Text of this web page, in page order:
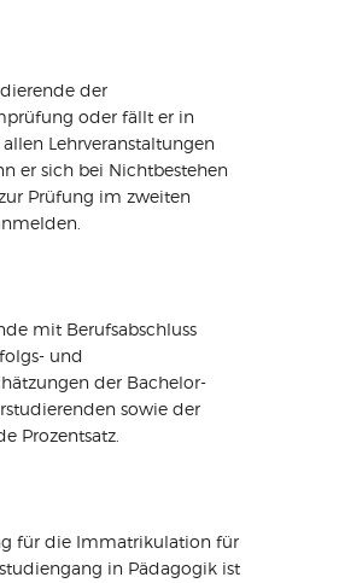
der
oder fällt er in
Lehrveranstaltungen
er sich bei Nichtbestehen
Prüfung im zweiten
mit Berufsabschluss
und
der Bachelor-
sowie der
Prozentsatz.
für die Immatrikulation für
in Pädagogik ist